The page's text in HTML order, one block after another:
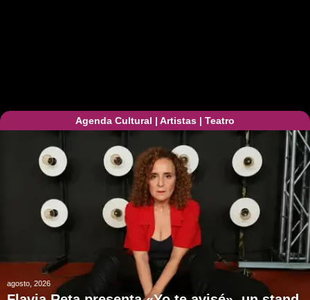
Agenda Cultural | Artistas | Teatro
agosto, 2026